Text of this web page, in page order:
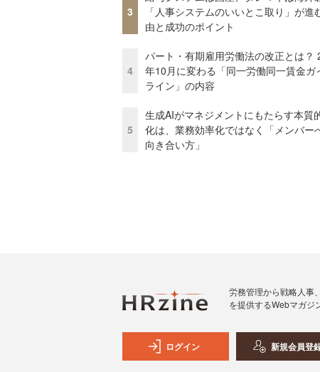
3
「人事システムのいいとこ取り」が進
由と成功のポイント
4
パート・有期雇用労働法の改正とは？
年10月に変わる「同一労働同一賃金ガ
ライン」の内容
5
生成AIがマネジメントにもたらす本質
化は、業務効率化ではなく「メンバー
向き合い方」
労務管理から戦略人事
を提供するWebマガジ
ログイン 新規会員登